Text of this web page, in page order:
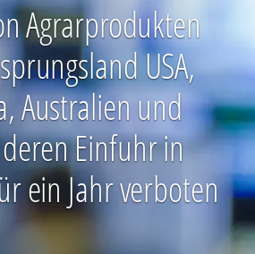
Agrarprodukten
USA,
Australien und
Einfuhr in
ein Jahr verboten